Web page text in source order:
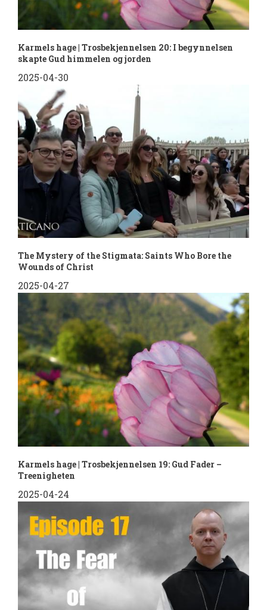
Karmels hage | Trosbekjennelsen 20: I begynnelsen
skapte Gud himmelen og jorden
2025-04-30
The Mystery of the Stigmata: Saints Who Bore the
Wounds of Christ
2025-04-27
Karmels hage | Trosbekjennelsen 19: Gud Fader –
Treenigheten
2025-04-24